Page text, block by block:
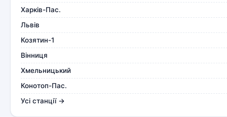
Харків-Пас.
Львів
Козятин-1
Вінниця
Хмельницький
Конотоп-Пас.
Усі станції →